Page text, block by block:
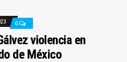
0
violencia en
de México